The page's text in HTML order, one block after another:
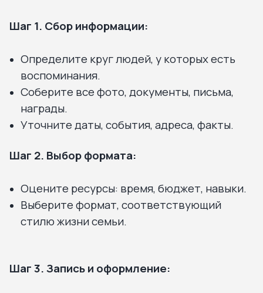
Шаг 1. Сбор информации:
Определите круг людей, у которых есть
воспоминания.
Соберите все фото, документы, письма,
награды.
Уточните даты, события, адреса, факты.
Шаг 2. Выбор формата:
Оцените ресурсы: время, бюджет, навыки.
Выберите формат, соответствующий
стилю жизни семьи.
Шаг 3. Запись и оформление: